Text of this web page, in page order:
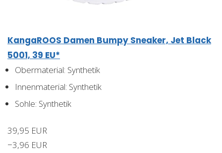
KangaROOS Damen Bumpy Sneaker, Jet Black
5001, 39 EU*
Obermaterial: Synthetik
Innenmaterial: Synthetik
Sohle: Synthetik
39,95 EUR
−3,96 EUR